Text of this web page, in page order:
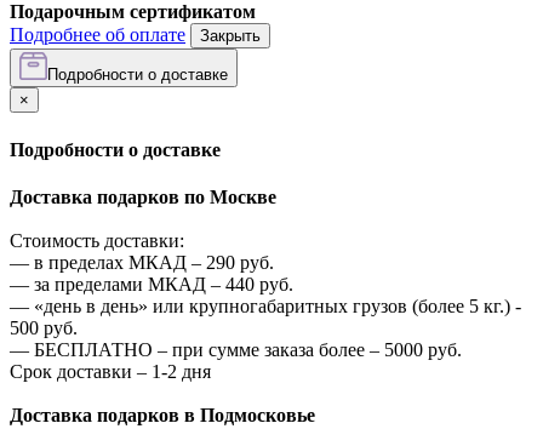
Подарочным сертификатом
Подробнее об оплате
Закрыть
Подробности о доставке
×
Подробности о доставке
Доставка подарков по Москве
Стоимость доставки:
— в пределах МКАД – 290 руб.
— за пределами МКАД – 440 руб.
— «день в день» или крупногабаритных грузов (более 5 кг.) -
500 руб.
— БЕСПЛАТНО – при сумме заказа более – 5000 руб.
Срок доставки – 1-2 дня
Доставка подарков в Подмосковье